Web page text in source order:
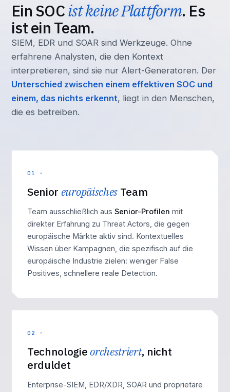
Ein SOCist keine Plattform. Es
ist ein Team.
SIEM, EDR und SOAR sind Werkzeuge. Ohne
erfahrene Analysten, die den Kontext
interpretieren, sind sie nur Alert-Generatoren. Der
Unterschied zwischen einem effektiven SOC und
einem, das nichts erkennt, liegt in den Menschen,
die es betreiben.
01 ·
Senior europäisches Team
Team ausschließlich aus Senior-Profilen mit
direkter Erfahrung zu Threat Actors, die gegen
europäische Märkte aktiv sind. Kontextuelles
Wissen über Kampagnen, die spezifisch auf die
europäische Industrie zielen: weniger False
Positives, schnellere reale Detection.
02 ·
Technologieorchestriert, nicht
erduldet
Enterprise-SIEM, EDR/XDR, SOAR und proprietäre